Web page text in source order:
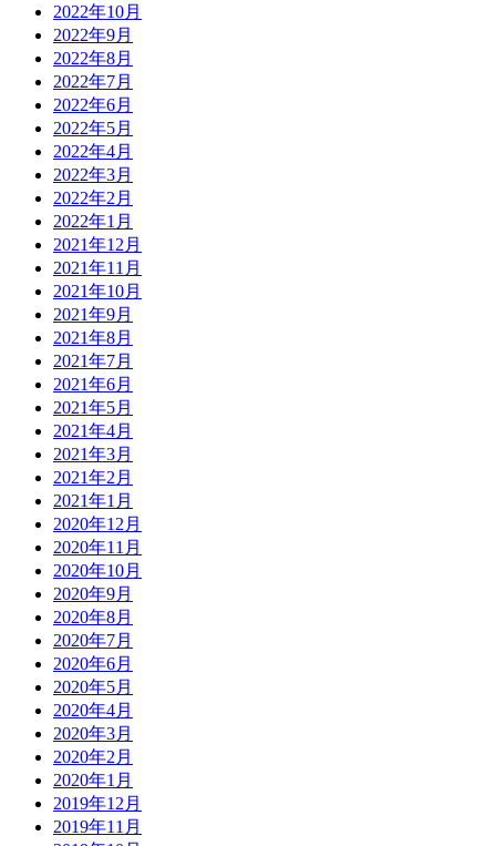
2022年10月
2022年9月
2022年8月
2022年7月
2022年6月
2022年5月
2022年4月
2022年3月
2022年2月
2022年1月
2021年12月
2021年11月
2021年10月
2021年9月
2021年8月
2021年7月
2021年6月
2021年5月
2021年4月
2021年3月
2021年2月
2021年1月
2020年12月
2020年11月
2020年10月
2020年9月
2020年8月
2020年7月
2020年6月
2020年5月
2020年4月
2020年3月
2020年2月
2020年1月
2019年12月
2019年11月